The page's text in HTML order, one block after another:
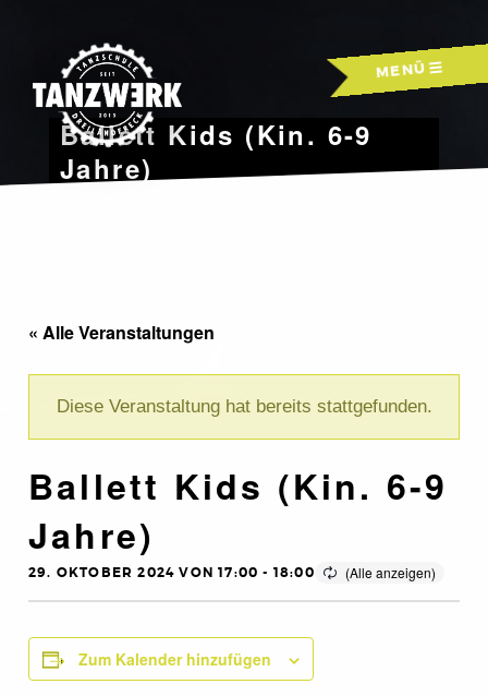
MENÜ
Ballett Kids (Kin. 6-9
Jahre)
« Alle Veranstaltungen
Diese Veranstaltung hat bereits stattgefunden.
Ballett Kids (Kin. 6-9
Jahre)
29. OKTOBER 2024 VON 17:00 - 18:00
Zum Kalender hinzufügen